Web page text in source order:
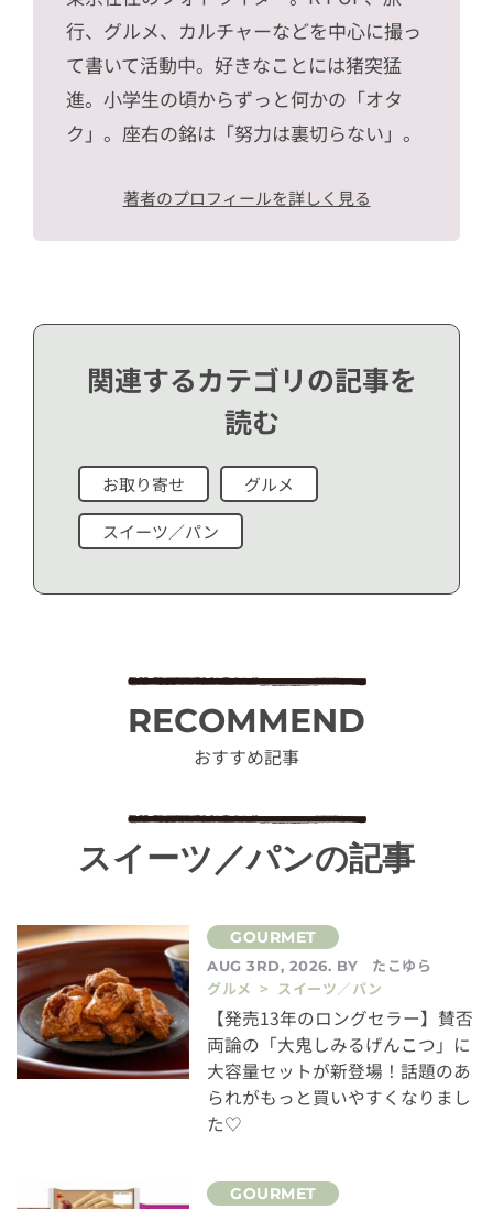
行、グルメ、カルチャーなどを中心に撮っ
て書いて活動中。好きなことには猪突猛
進。小学生の頃からずっと何かの「オタ
ク」。座右の銘は「努力は裏切らない」。
著者のプロフィールを詳しく見る
関連するカテゴリの記事を
読む
お取り寄せ グルメ
スイーツ／パン
RECOMMEND
おすすめ記事
スイーツ／パンの記事
AUG 3RD, 2026. BY
たこゆら
グルメ > スイーツ／パン
【発売13年のロングセラー】賛否
両論の「大鬼しみるげんこつ」に
大容量セットが新登場！話題のあ
られがもっと買いやすくなりまし
た♡